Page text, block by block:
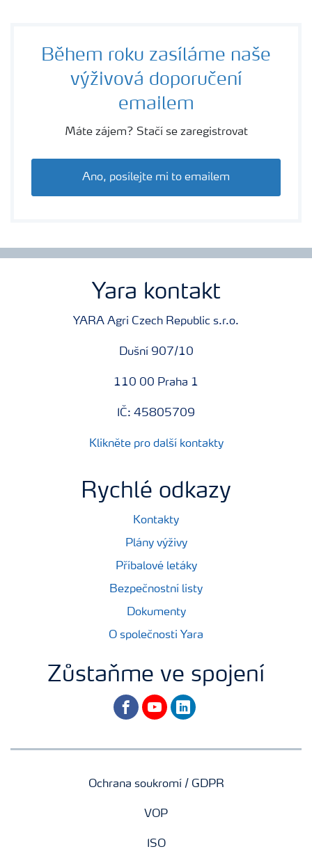
Během roku zasíláme naše
výživová doporučení
emailem
Máte zájem? Stačí se zaregistrovat
Ano, posílejte mi to emailem
Yara kontakt
YARA Agri Czech Republic s.r.o.
Dušní 907/10
110 00 Praha 1
IČ: 45805709
Klikněte pro další kontakty
Rychlé odkazy
Kontakty
Plány výživy
Příbalové letáky
Bezpečnostní listy
Dokumenty
O společnosti Yara
Zůstaňme ve spojení
facebookyoutubelinkedin
Ochrana soukromí / GDPR
VOP
ISO